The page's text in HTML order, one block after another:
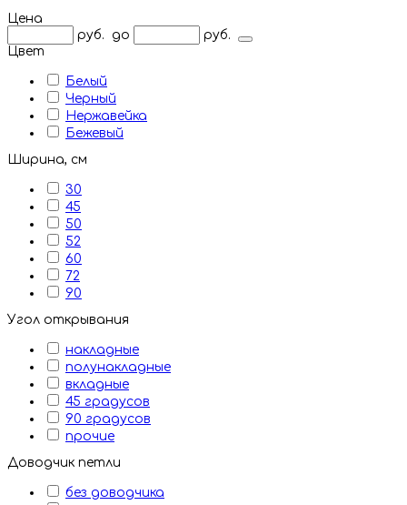
Цена
руб.
до
руб.
Цвет
Белый
Черный
Нержавейка
Бежевый
Ширина, см
30
45
50
52
60
72
90
Угол открывания
накладные
полунакладные
вкладные
45 градусов
90 градусов
прочие
Доводчик петли
без доводчика